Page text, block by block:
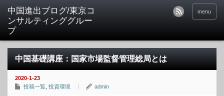
中国進出ブログ/東京コ
ンサルティンググルー
プ
menu
中国基礎講座：国家市場監督管理総局とは
2020-1-23
投稿一覧 投資環境 admin